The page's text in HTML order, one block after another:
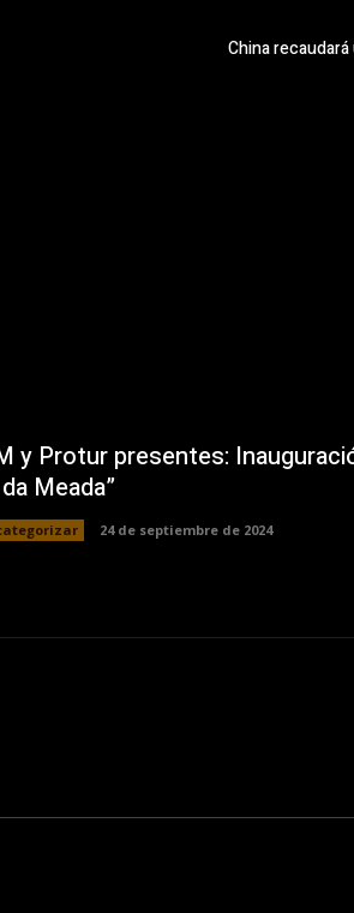
China
y Protur presentes:
Meada”
24 de septiembre de 2024